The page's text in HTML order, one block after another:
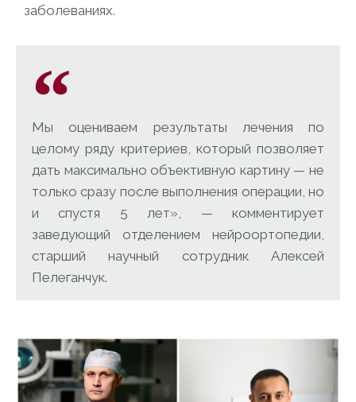
заболеваниях.
Мы оцениваем результаты лечения по
целому ряду критериев, который позволяет
дать максимально объективную картину — не
только сразу после выполнения операции, но
и спустя 5 лет», — комментирует
заведующий отделением нейроортопедии,
старший научный сотрудник Алексей
Пелеганчук.